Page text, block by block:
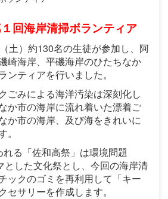
回海岸清掃ボランティア
土）約130名の生徒が参加し、阿
崎海岸、平磯海岸のひたちなか
ンティアを行いました。
ごみによる海洋汚染は深刻化し
か市の海岸に流れ着いた漂着ご
か市の海岸、及び海をきれいに
る「佐和高祭」は環境問題
とした文化祭とし、今回の海岸清
ックのゴミを再利用して「キー
セサリーを作成します。